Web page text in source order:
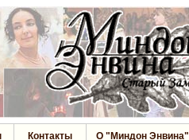
Контакты О "Миндон Энвина"